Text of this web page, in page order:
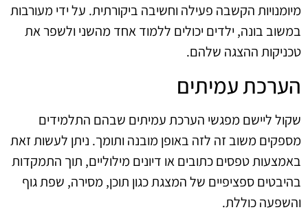
מיומנויות הקשבה פעילה וחשיבה ביקורתית. על ידי מעורבות
במשוב בונה, ילדים יכולים ללמוד אחד מהשני ולשפר את
טכניקות ההצגה שלהם.
הערכת עמיתים
שקול ליישם מפגשי הערכת עמיתים שבהם התלמידים
מספקים משוב זה לזה באופן מובנה ותומך. ניתן לעשות זאת
באמצעות טפסים כתובים או דיונים מילוליים, תוך התמקדות
בהיבטים ספציפיים של המצגת כגון תוכן, מסירה, שפת גוף
והשפעה כוללת.